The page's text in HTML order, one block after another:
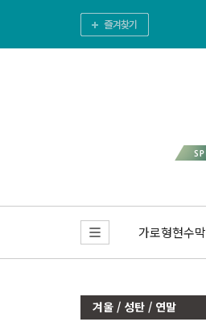
가로형현수막
겨울 / 성탄 / 연말